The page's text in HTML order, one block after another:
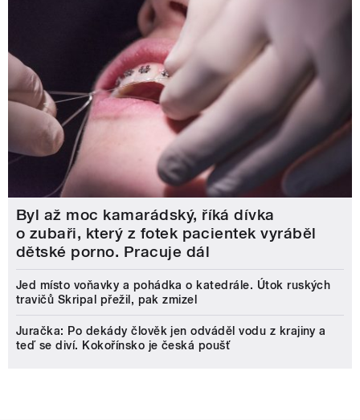
Byl až moc kamarádský, říká dívka
o zubaři, který z fotek pacientek vyráběl
dětské porno. Pracuje dál
Jed místo voňavky a pohádka o katedrále. Útok ruských
travičů Skripal přežil, pak zmizel
Juračka: Po dekády člověk jen odváděl vodu z krajiny a
teď se diví. Kokořínsko je česká poušť